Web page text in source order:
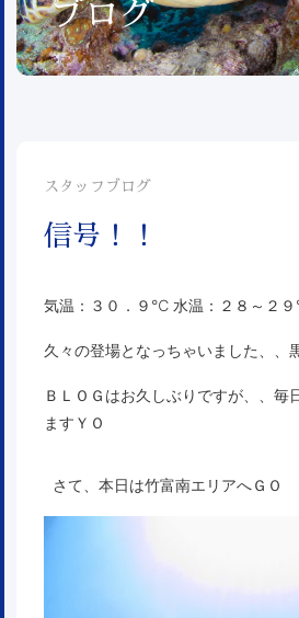
ブログ
スタッフブログ
信号！！
気温：３０．９℃ 水温：２８～２
久々の登場となっちゃいました、、
ＢＬＯＧはお久しぶりですが、、毎
ますＹＯ
さて、本日は竹富南エリアへＧＯ